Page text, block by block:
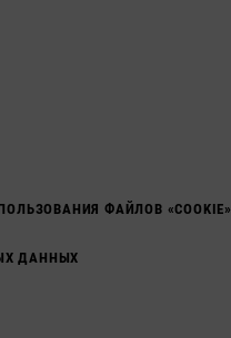
ФАЙЛОВ «COOKIE»
ДАННЫХ